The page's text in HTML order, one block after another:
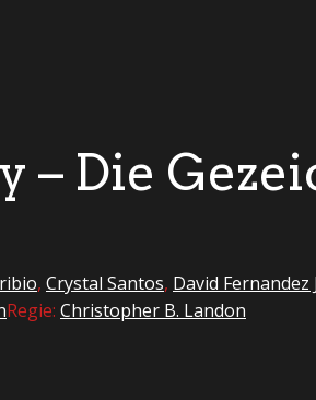
– Die
, Crystal Santos, David Fernandez
Regie: Christopher B. Landon